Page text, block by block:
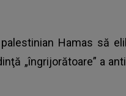
Hamas să
„îngrijorătoare” a